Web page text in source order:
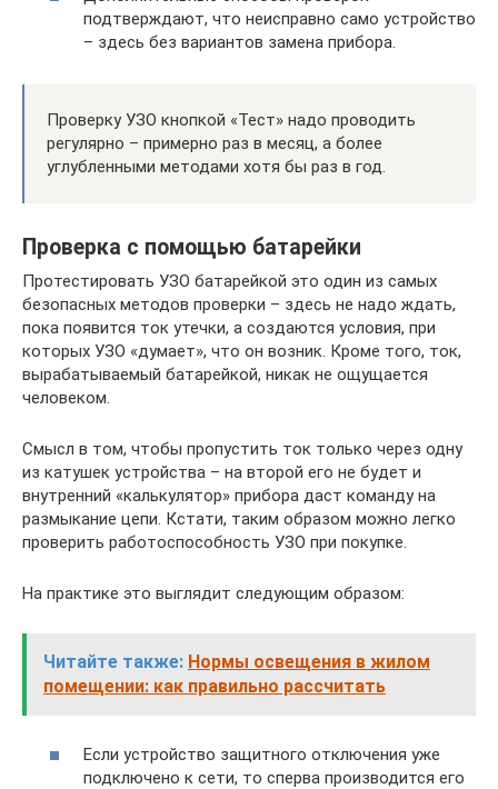
подтверждают, что неисправно само устройство
– здесь без вариантов замена прибора.
Проверку УЗО кнопкой «Тест» надо проводить
регулярно – примерно раз в месяц, а более
углубленными методами хотя бы раз в год.
Проверка с помощью батарейки
Протестировать УЗО батарейкой это один из самых
безопасных методов проверки – здесь не надо ждать,
пока появится ток утечки, а создаются условия, при
которых УЗО «думает», что он возник. Кроме того, ток,
вырабатываемый батарейкой, никак не ощущается
человеком.
Смысл в том, чтобы пропустить ток только через одну
из катушек устройства – на второй его не будет и
внутренний «калькулятор» прибора даст команду на
размыкание цепи. Кстати, таким образом можно легко
проверить работоспособность УЗО при покупке.
На практике это выглядит следующим образом:
Читайте также: Нормы освещения в жилом
помещении: как правильно рассчитать
Если устройство защитного отключения уже
подключено к сети, то сперва производится его